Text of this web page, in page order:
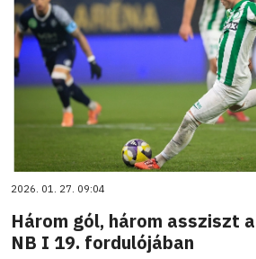
2026. 01. 27. 09:04
Három gól, három assziszt
NB I 19. fordulójában